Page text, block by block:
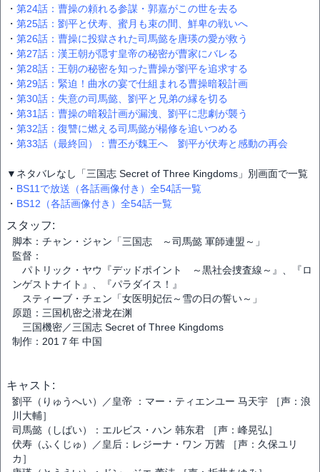
・ 第24話：曹操の頼れる参謀・郭嘉がこの世を去る
・ 第25話：劉平と伏寿、蜜月も束の間、鮮卑の戦いへ
・ 第26話：曹操に投獄された司馬懿を唐瑛の愛が救う
・ 第27話：漢王朝が隠す皇帝の秘密が曹家にバレる
・ 第28話：王朝の秘密を知った曹操が劉平を追求する
・ 第29話：緊迫！曲水の宴で仕組まれる曹操暗殺計画
・ 第30話：失意の司馬懿、劉平と兄弟の縁を切る
・ 第31話：曹操の暗殺計画が漏洩、劉平に悲劇が襲う
・ 第32話：復讐に燃える司馬懿が楊修を追いつめる
・ 第33話（最終回）：曹丕が魏王へ 劉平が伏寿と感動の再会
▼ネタバレなし「三国志 Secret of Three Kingdoms」別画面で一覧
・ BS11で放送（各話画像付き）全54話一覧
・ BS12（各話画像付き）全54話一覧
スタッフ:
脚本：チャン・ジャン「三国志 ～司馬懿 軍師連盟～」
監督：
パトリック・ヤウ『デッドポイント ～黒社会捜査線～』、『ロ
ンゲストナイト』、『パラダイス！』
スティーブ・チェン「女医明妃伝～雪の日の誓い～」
原題：三国机密之潜龙在渊
三国機密／三国志 Secret of Three Kingdoms
制作：201７年 中国
キャスト:
劉平（りゅうへい）／皇帝 ：マー・ティエンユー 马天宇 ［声：浪
川大輔］
司馬懿（しばい）：エルビス・ハン 韩东君 ［声：峰晃弘］
伏寿（ふくじゅ）／皇后：レジーナ・ワン 万茜 ［声：久保ユリ
カ］